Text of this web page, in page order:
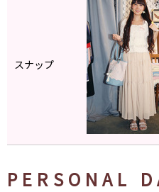
スナップ
PERSONAL